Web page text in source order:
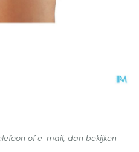
of e-mail, dan bekijken